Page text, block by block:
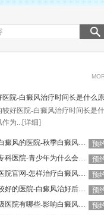
院-白癜风治疗时间长是什么原
较好医院-白癜风治疗时间长是什
为... [详细]
云南较好的治疗白癜风的医院-秋季白癜风该怎么护理
预
昆明白癜风皮肤专科医院-青少年为什么会得白癜风呢
预
云南白癜风治疗医院官网-怎样治疗白癜风才有效
预
昆明治疗白癜风较好的医院-白癜风治好后还会复发吗
预
昆明治白癜风二级医院有哪些-影响白癜风恢复的因素有哪些
预